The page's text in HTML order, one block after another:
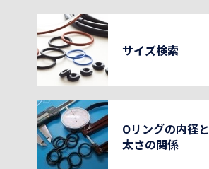
サイズ検索
Oリングの内径と
太さの関係